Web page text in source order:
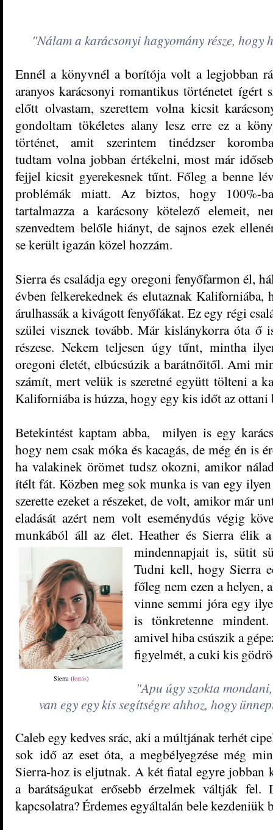
"Nálam a karácsonyi hagyomány része,
Ennél a könyvnél a borítója volt a legjobban
aranyos karácsonyi romantikus történetet ígért
előtt olvastam, szerettem volna kicsit
gondoltam tökéletes alany lesz erre ez a
történet, amit szerintem tinédzser
tudtam volna jobban értékelni, most már
fejjel kicsit gyerekesnek tűnt. Főleg a benne
problémák miatt. Az biztos, hogy 100%-
tartalmazza a karácsony kötelező elemeit,
szenvedtem belőle hiányt, de sajnos ezek
se került igazán közel hozzám.
Sierra és családja egy oregoni fenyőfarmon él,
évben felkerekednek és elutaznak Kaliforniába,
árulhassák a kivágott fenyőfákat. Ez egy régi
szülei visznek tovább. Már kislánykorra óta ő
részese. Nekem teljesen úgy tűnt, mintha
oregoni életét, elbúcsúzik a barátnőitől. Ami
számít, mert velük is szeretné együtt tölteni a
Kaliforniába is húzza, hogy egy kis időt az ottani
Betekintést kaptam abba, milyen is egy
hogy nem csak móka és kacagás, de még én is
ha valakinek örömet tudsz okozni, amikor
ítélt fát. Közben meg sok munka is van egy
szerette ezeket a részeket, de volt, amikor már
eladását azért nem volt eseménydús végig
munkából áll az élet. Heather és Sierra élik
mindennapjait
Sierra (forrás)
is, sütit
Tudni kell, hogy Sierra
főleg nem ezen a helyen,
vinne semmi jóra egy
is tönkretenne
amivel hiba csúszik a
figyelmét, a cuki kis
"Apu úgy szokta
van egy egy kis segítségre ahhoz, hogy
Caleb egy kedves srác, aki a múltjának terhét
sok idő az eset óta, a megbélyegzése még
Sierra-hoz is eljutnak. A két fiatal egyre jobban
a barátságukat erősebb érzelmek váltják
kapcsolatra? Érdemes egyáltalán bele kezdeniük